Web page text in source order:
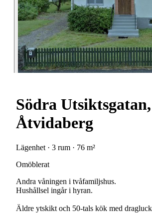
Södra Utsiktsgatan,
Åtvidaberg
Lägenhet · 3 rum · 76 m²
Omöblerat
Andra våningen i tvåfamiljshus.
Hushållsel ingår i hyran.
Äldre ytskikt och 50-tals kök med